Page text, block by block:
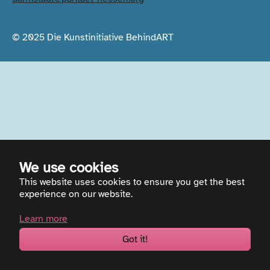
We use cookies
This website uses cookies to ensure you get the best
experience on our website.
Learn more
Got it!
© 2025 Die Kunstinitiative BehindART